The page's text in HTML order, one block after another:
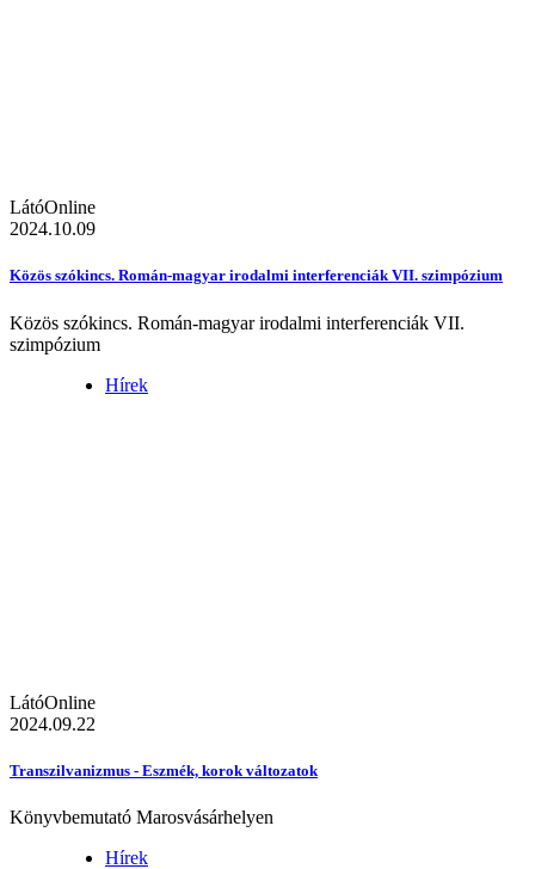
LátóOnline
2024.10.09
Közös szókincs. Román-magyar irodalmi interferenciák VII. szimpózium
Közös szókincs. Román-magyar irodalmi interferenciák VII.
szimpózium
Hírek
LátóOnline
2024.09.22
Transzilvanizmus - Eszmék, korok változatok
Könyvbemutató Marosvásárhelyen
Hírek